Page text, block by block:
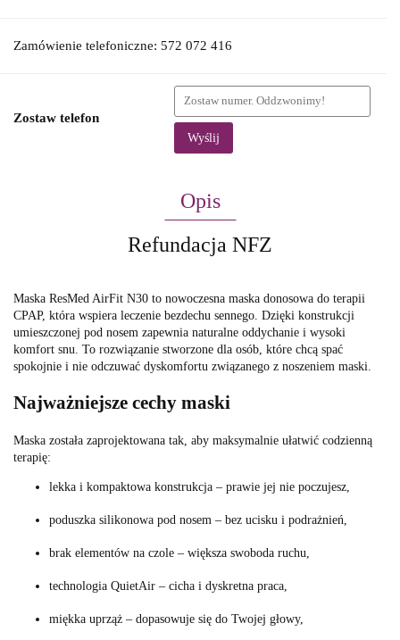
Zamówienie telefoniczne: 572 072 416
Zostaw telefon
Wyślij
Opis
Refundacja NFZ
Maska ResMed AirFit N30 to nowoczesna maska donosowa do terapii
CPAP, która wspiera leczenie bezdechu sennego. Dzięki konstrukcji
umieszczonej pod nosem zapewnia naturalne oddychanie i wysoki
komfort snu. To rozwiązanie stworzone dla osób, które chcą spać
spokojnie i nie odczuwać dyskomfortu związanego z noszeniem maski.
Najważniejsze cechy maski
Maska została zaprojektowana tak, aby maksymalnie ułatwić codzienną
terapię:
lekka i kompaktowa konstrukcja – prawie jej nie poczujesz,
poduszka silikonowa pod nosem – bez ucisku i podrażnień,
brak elementów na czole – większa swoboda ruchu,
technologia QuietAir – cicha i dyskretna praca,
miękka uprząż – dopasowuje się do Twojej głowy,